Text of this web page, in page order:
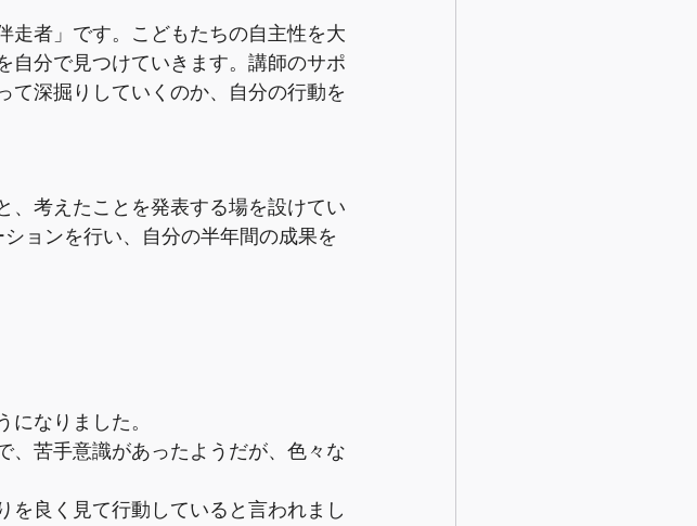
走者」です。こどもたちの自主性を大
自分で見つけていきます。講師のサポ
て深掘りしていくのか、自分の行動を
、考えたことを発表する場を設けてい
ョンを行い、自分の半年間の成果を
なりました。
、苦手意識があったようだが、色々な
良く見て行動していると言われまし